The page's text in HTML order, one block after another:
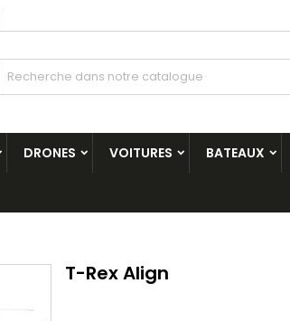
DRONES VOITURES BATEAUX
T-Rex Align